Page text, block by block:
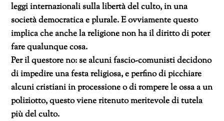
leggi internazionali sulla libertà del culto, in una
società democratica e plurale. E ovviamente questo
implica che anche la religione non ha il diritto di poter
fare qualunque cosa.
Per il questore no: se alcuni fascio-comunisti decidono
di impedire una festa religiosa, e perfino di picchiare
alcuni cristiani in processione o di rompere le ossa a un
poliziotto, questo viene ritenuto meritevole di tutela
più del culto.